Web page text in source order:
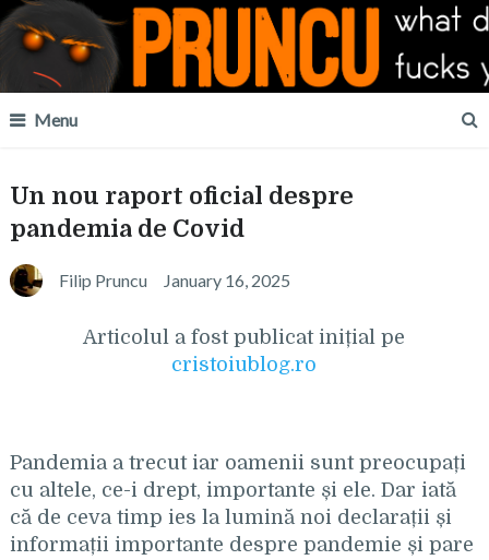
Menu
Un nou raport oficial despre
pandemia de Covid
Filip Pruncu January 16, 2025
Articolul a fost publicat inițial pe
cristoiublog.ro
Pandemia a trecut iar oamenii sunt preocupați
cu altele, ce-i drept, importante și ele. Dar iată
că de ceva timp ies la lumină noi declarații și
informații importante despre pandemie și pare